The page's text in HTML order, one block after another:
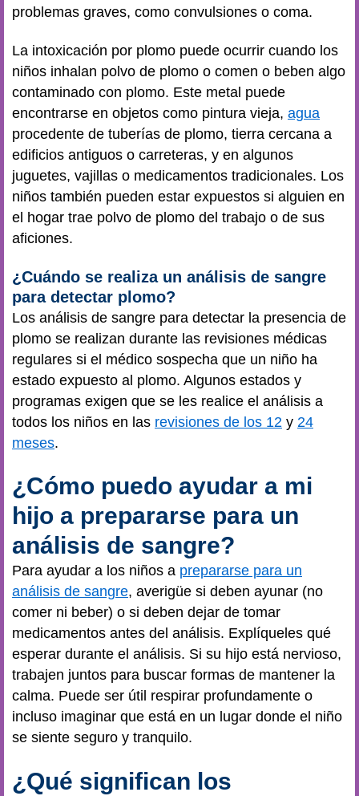
problemas graves, como convulsiones o coma.
La intoxicación por plomo puede ocurrir cuando los
niños inhalan polvo de plomo o comen o beben algo
contaminado con plomo. Este metal puede
encontrarse en objetos como pintura vieja, agua
procedente de tuberías de plomo, tierra cercana a
edificios antiguos o carreteras, y en algunos
juguetes, vajillas o medicamentos tradicionales. Los
niños también pueden estar expuestos si alguien en
el hogar trae polvo de plomo del trabajo o de sus
aficiones.
¿Cuándo se realiza un análisis de sangre
para detectar plomo?
Los análisis de sangre para detectar la presencia de
plomo se realizan durante las revisiones médicas
regulares si el médico sospecha que un niño ha
estado expuesto al plomo. Algunos estados y
programas exigen que se les realice el análisis a
todos los niños en las revisiones de los 12 y 24
meses.
¿Cómo puedo ayudar a mi
hijo a prepararse para un
análisis de sangre?
Para ayudar a los niños a prepararse para un
análisis de sangre, averigüe si deben ayunar (no
comer ni beber) o si deben dejar de tomar
medicamentos antes del análisis. Explíqueles qué
esperar durante el análisis. Si su hijo está nervioso,
trabajen juntos para buscar formas de mantener la
calma. Puede ser útil respirar profundamente o
incluso imaginar que está en un lugar donde el niño
se siente seguro y tranquilo.
¿Qué significan los